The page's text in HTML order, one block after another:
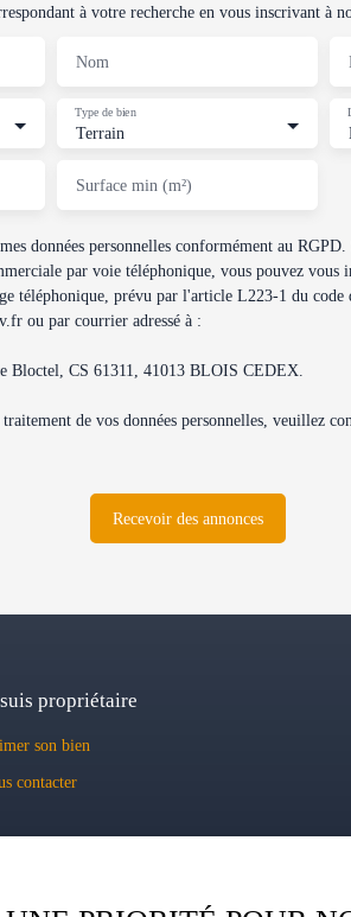
à votre recherche en vous inscrivant à
Nom
Terrain
Type de bien
Surface min (m²)
données personnelles conformément au
par voie téléphonique, vous pouvez vous
téléphonique, prévu par l'article L223-1 du code
ou par courrier adressé à :
Bloctel, CS 61311, 41013 BLOIS CEDEX.
de vos données personnelles, veuillez
Recevoir des annonces
propriétaire
son bien
contacter